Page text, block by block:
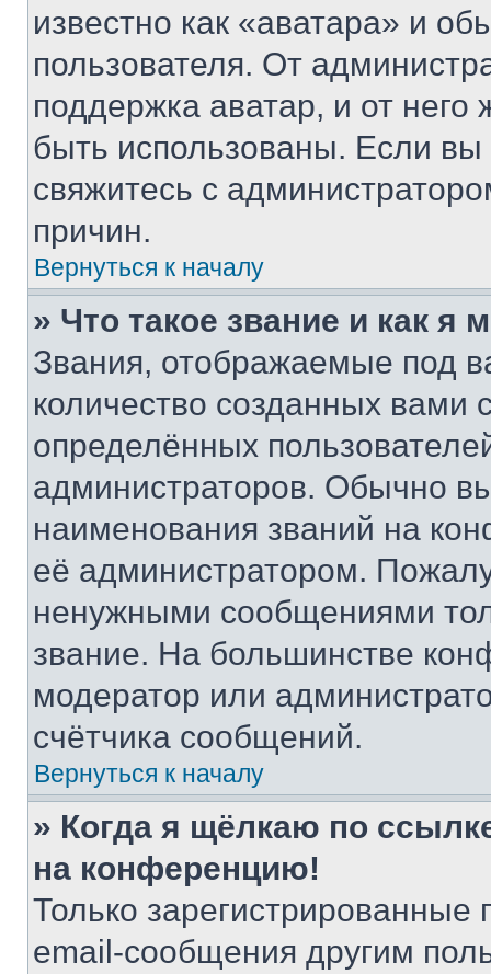
известно как «аватара» и
пользователя. От
поддержка аватар, и от него
быть использованы. Если
свяжитесь с
причин.
Вернуться к началу
» Что такое звание и как я
Звания, отображаемые под
количество созданных
определённых
администраторов. Обычно
наименования званий на
её администратором.
ненужными сообщениями
звание. На большинстве
модератор или
счётчика сообщений.
Вернуться к началу
» Когда я щёлкаю по
на конференцию!
Только зарегистрированные
email-сообщения другим